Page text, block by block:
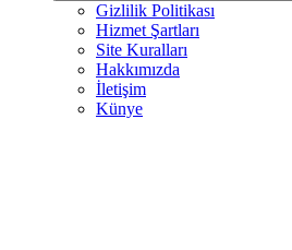
Gizlilik Politikası
Hizmet Şartları
Site Kuralları
Hakkımızda
İletişim
Künye